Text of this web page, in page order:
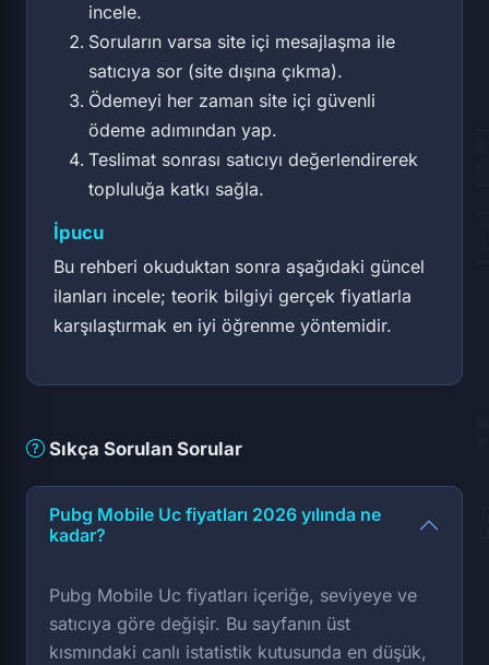
incele.
Soruların varsa site içi mesajlaşma ile
satıcıya sor (site dışına çıkma).
Ödemeyi her zaman site içi güvenli
ödeme adımından yap.
Teslimat sonrası satıcıyı değerlendirerek
topluluğa katkı sağla.
İpucu
Bu rehberi okuduktan sonra aşağıdaki güncel
ilanları incele; teorik bilgiyi gerçek fiyatlarla
karşılaştırmak en iyi öğrenme yöntemidir.
Sıkça Sorulan Sorular
Pubg Mobile Uc fiyatları 2026 yılında ne
kadar?
Pubg Mobile Uc fiyatları içeriğe, seviyeye ve
satıcıya göre değişir. Bu sayfanın üst
kısmındaki canlı istatistik kutusunda en düşük,